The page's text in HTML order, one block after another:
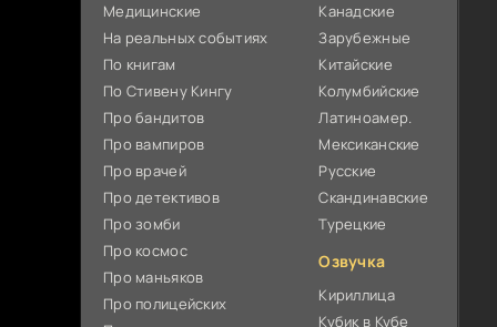
Медицинские
На реальных событиях
По книгам
По Стивену Кингу
Про бандитов
Про вампиров
Про врачей
Про детективов
Про зомби
Про космос
Про маньяков
Про полицейских
Канадские
Зарубежные
Китайские
Колумбийские
Латиноамер.
Мексиканские
Русские
Скандинавские
Турецкие
Озвучка
Кириллица
Кубик в Кубе